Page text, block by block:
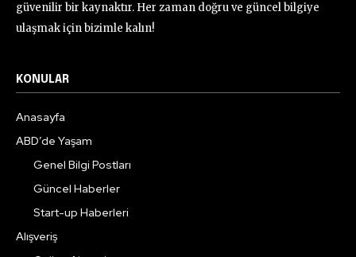
güvenilir bir kaynaktır. Her zaman doğru ve güncel bilgiye
ulaşmak için bizimle kalın!
KONULAR
Anasayfa
ABD’de Yaşam
Genel Bilgi Postları
Güncel Haberler
Start-up Haberleri
Alışveriş